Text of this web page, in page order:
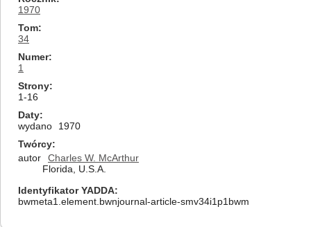
1970
Tom
34
Numer
1
Strony
1-16
Daty
wydano
1970
Twórcy
autor
Charles W. McArthur
Florida, U.S.A.
Identyfikator YADDA
bwmeta1.element.bwnjournal-article-smv34i1p1bwm